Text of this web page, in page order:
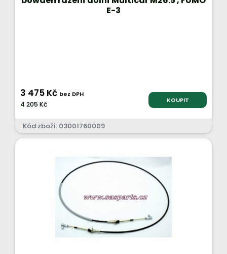
E-3
3 475 Kč bez DPH
4 205 Kč KOUPIT
Kód zboží: 03001760009